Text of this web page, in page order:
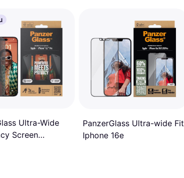
Ultra-Wide
Screen
PanzerGlass Ultra-wide Fit
Iphone 16e